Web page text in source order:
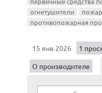
огнетушители
противопожарная
15 янв 2026 1
О производителе